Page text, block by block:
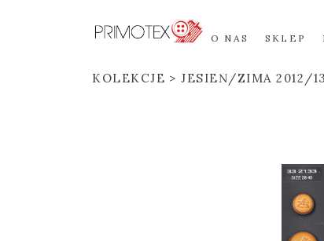
O NAS SKLEP
KOLEKCJE JESIEŃ/ZIMA 2012/13